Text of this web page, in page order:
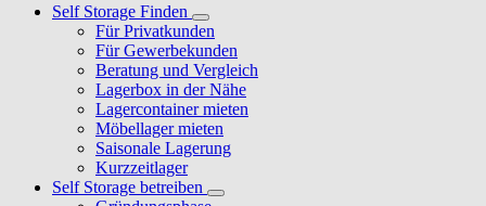
Self Storage Finden
Für Privatkunden
Für Gewerbekunden
Beratung und Vergleich
Lagerbox in der Nähe
Lagercontainer mieten
Möbellager mieten
Saisonale Lagerung
Kurzzeitlager
Self Storage betreiben